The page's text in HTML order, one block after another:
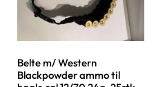
Belte m/ Western
Blackpowder ammo til